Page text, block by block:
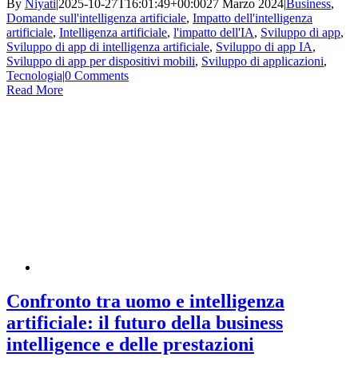
By Niyati 2025-10-27T16:01:49+00:0027 Marzo 2024 Business,
Domande sull'intelligenza artificiale, Impatto dell'intelligenza
artificiale, Intelligenza artificiale, l'impatto dell'IA, Sviluppo di app,
Sviluppo di app di intelligenza artificiale, Sviluppo di app IA,
Sviluppo di app per dispositivi mobili, Sviluppo di applicazioni,
Tecnologia|0 Comments
Read More
Confronto tra uomo e intelligenza
artificiale: il futuro della business
intelligence e delle prestazioni